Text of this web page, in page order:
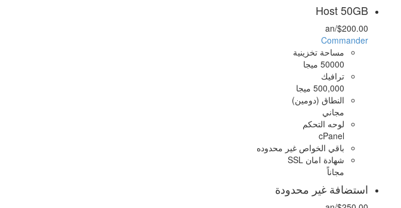
Host 50GB
$200.00
/an
Commander
مساحة تخزينية
50000 ميجا
ترافيك
500,000 ميجا
النطاق (دومين)
مجاني
لوحه التحكم
cPanel
باقي الخواص غير محدوده
شهادة امان SSL
مجاناً
استضافة غير محدودة